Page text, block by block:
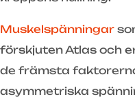
Muskelspänningar
förskjuten Atlas och
de främsta
asymmetriska